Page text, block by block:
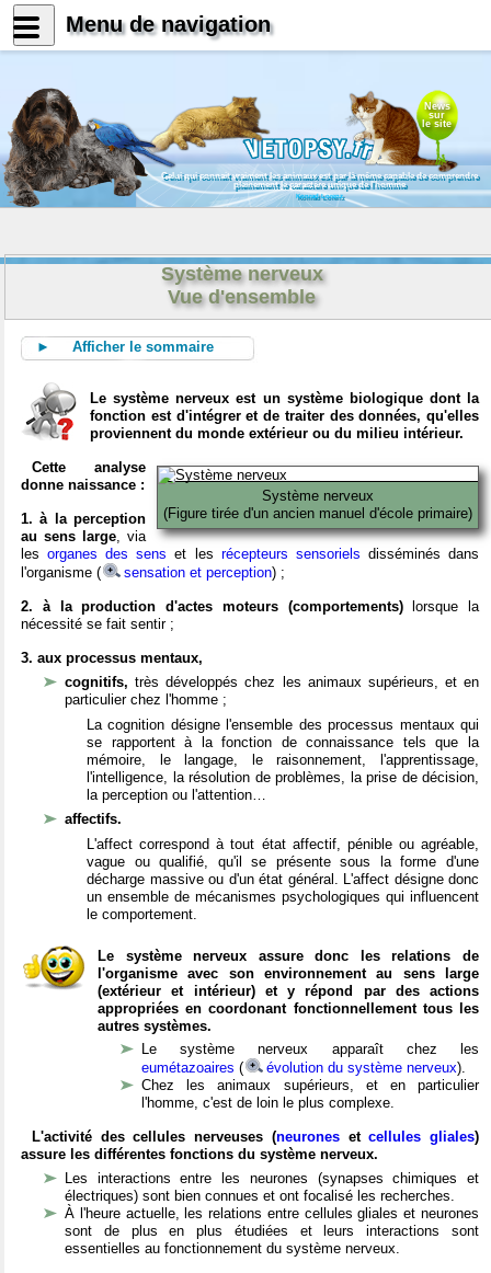
News
sur
le site
Celui qui connait vraiment les animaux est par là même capable de comprendre
pleinement le caractère unique de l'homme
Konrad Lorenz
Système nerveux
Vue d'ensemble
► Afficher le sommaire
Le système nerveux est un système biologique dont la
fonction est d'intégrer et de traiter des données, qu'elles
proviennent du monde extérieur ou du milieu intérieur.
Système nerveux
(Figure tirée d'un ancien manuel d'école primaire)
Cette analyse
donne naissance :
1. à la perception
au sens large, via
lesorganes des sens et les récepteurs sensoriels disséminés dans
l'organisme (
sensation et perception) ;
2. à la production d'actes moteurs (comportements)lorsque la
nécessité se fait sentir ;
3. aux processus mentaux,
cognitifs,très développés chez les animaux supérieurs, et en
particulier chez l'homme ;
La cognition désigne l'ensemble des processus mentaux qui
se rapportent à la fonction de connaissance tels que la
mémoire, le langage, le raisonnement, l'apprentissage,
l'intelligence, la résolution de problèmes, la prise de décision,
la perception ou l'attention…
affectifs.
L'affect correspond à tout état affectif, pénible ou agréable,
vague ou qualifié, qu'il se présente sous la forme d'une
décharge massive ou d'un état général. L'affect désigne donc
un ensemble de mécanismes psychologiques qui influencent
le comportement.
Le système nerveux assure donc les relations de
l'organisme avec son environnement au sens large
(extérieur et intérieur) et y répond par des actions
appropriées en coordonant fonctionnellement tous les
autres systèmes.
Le système nerveux apparaît chez les
eumétazoaires ( évolution du système nerveux).
Chez les animaux supérieurs, et en particulier
l'homme, c'est de loin le plus complexe.
L'activité des cellules nerveuses (neuronesetcellules gliales)
assure les différentes fonctions du système nerveux.
Les interactions entre les neurones (synapses chimiques et
électriques) sont bien connues et ont focalisé les recherches.
À l'heure actuelle, les relations entre cellules gliales et neurones
sont de plus en plus étudiées et leurs interactions sont
essentielles au fonctionnement du système nerveux.
Menu de navigation